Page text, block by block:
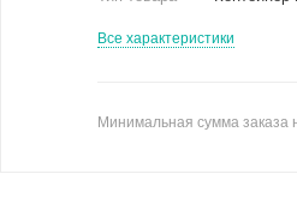
Все характеристики
Минимальная сумма заказа